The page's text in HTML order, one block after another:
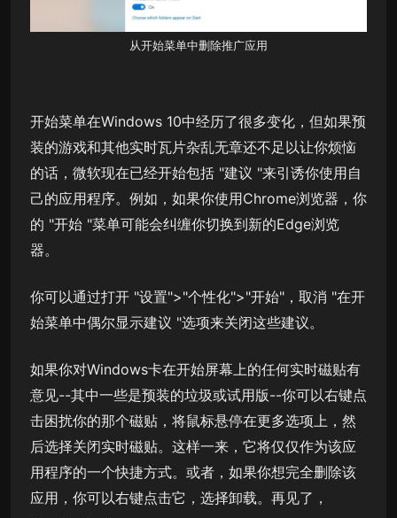
从开始菜单中删除推广应用
开始菜单在Windows 10中经历了很多变化，但如果预
装的游戏和其他实时瓦片杂乱无章还不足以让你烦恼
的话，微软现在已经开始包括 "建议 "来引诱你使用自
己的应用程序。例如，如果你使用Chrome浏览器，你
的 "开始 "菜单可能会纠缠你切换到新的Edge浏览
器。
你可以通过打开 "设置">"个性化">"开始"，取消 "在开
始菜单中偶尔显示建议 "选项来关闭这些建议。
如果你对Windows卡在开始屏幕上的任何实时磁贴有
意见--其中一些是预装的垃圾或试用版--你可以右键点
击困扰你的那个磁贴，将鼠标悬停在更多选项上，然
后选择关闭实时磁贴。这样一来，它将仅仅作为该应
用程序的一个快捷方式。或者，如果你想完全删除该
应用，你可以右键点击它，选择卸载。再见了，